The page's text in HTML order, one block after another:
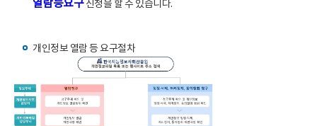
열람등요구신청을 할 수 있습니다.
개인정보 열람 등 요구절차